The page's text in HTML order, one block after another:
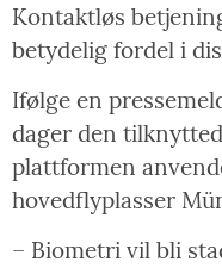
Kontaktløs
betydelig fordel i
Ifølge en
dager den
plattformen
hovedflyplasser
– Biometri vil bli